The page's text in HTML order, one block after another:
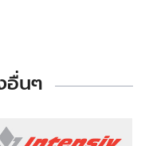
อื่นๆ